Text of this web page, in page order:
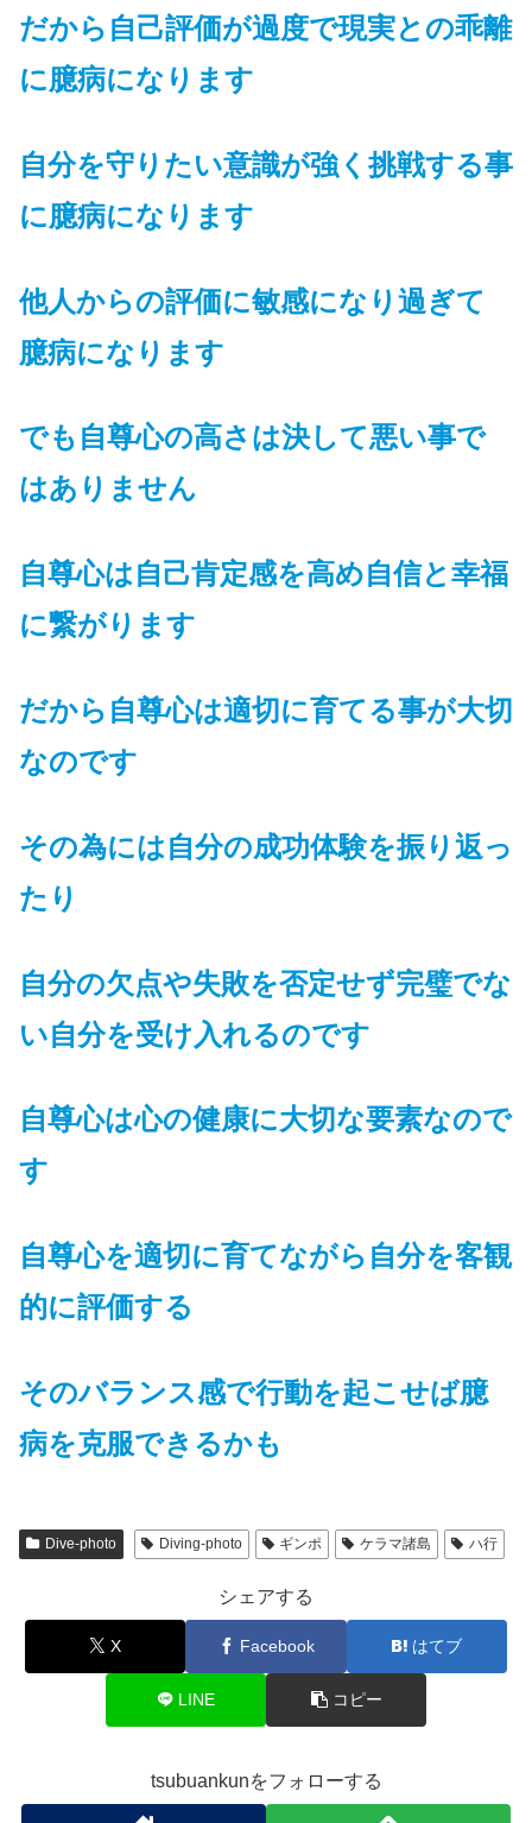
だから自己評価が過度で現実との乖離
に臆病になります
自分を守りたい意識が強く挑戦する事
に臆病になります
他人からの評価に敏感になり過ぎて
臆病になります
でも自尊心の高さは決して悪い事で
はありません
自尊心は自己肯定感を高め自信と幸福
に繋がります
だから自尊心は適切に育てる事が大切
なのです
その為には自分の成功体験を振り返っ
たり
自分の欠点や失敗を否定せず完璧でな
い自分を受け入れるのです
自尊心は心の健康に大切な要素なので
す
自尊心を適切に育てながら自分を客観
的に評価する
そのバランス感で行動を起こせば臆
病を克服できるかも
Dive-photo Diving-photo ギンポ ケラマ諸島 ハ行
シェアする
X Facebook はてブ
LINE コピー
tsubuankunをフォローする